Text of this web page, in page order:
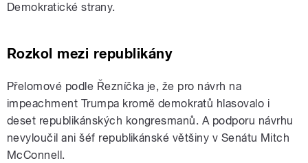
Demokratické strany.
Rozkol mezi republikány
Přelomové podle Řezníčka je, že pro návrh na
impeachment Trumpa kromě demokratů hlasovalo i
deset republikánských kongresmanů. A podporu návrhu
nevyloučil ani šéf republikánské většiny v Senátu Mitch
McConnell.